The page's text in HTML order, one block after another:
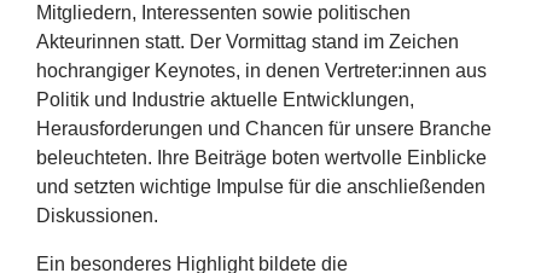
Mitgliedern, Interessenten sowie politischen
Akteurinnen statt. Der Vormittag stand im Zeichen
hochrangiger Keynotes, in denen Vertreter:innen aus
Politik und Industrie aktuelle Entwicklungen,
Herausforderungen und Chancen für unsere Branche
beleuchteten. Ihre Beiträge boten wertvolle Einblicke
und setzten wichtige Impulse für die anschließenden
Diskussionen.
Ein besonderes Highlight bildete die